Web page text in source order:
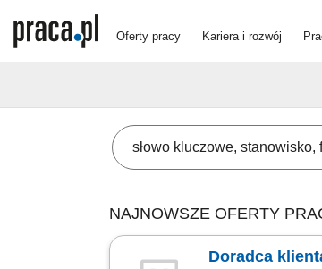
Oferty pracy Kariera i rozwój
NAJNOWSZE OFERTY
Doradca